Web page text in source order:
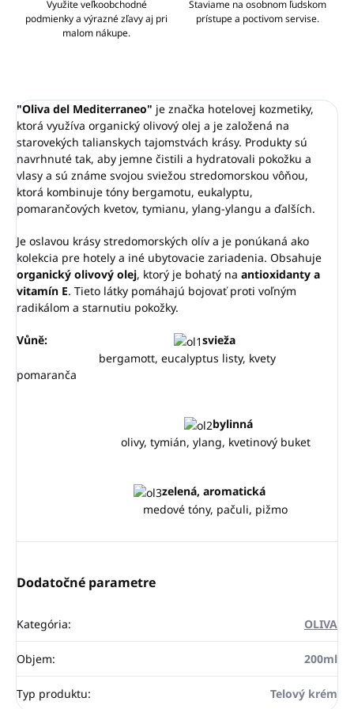
Využite veľkoobchodné
podmienky a výrazné zľavy aj pri
malom nákupe.
Staviame na osobnom ľudskom
prístupe a poctivom servise.
"Oliva del Mediterraneo" je značka hotelovej kozmetiky,
ktorá využíva organický olivový olej a je založená na
starovekých talianskych tajomstvách krásy. Produkty sú
navrhnuté tak, aby jemne čistili a hydratovali pokožku a
vlasy a sú známe svojou sviežou stredomorskou vôňou,
ktorá kombinuje tóny bergamotu, eukalyptu,
pomarančových kvetov, tymianu, ylang-ylangu a ďalších.
Je oslavou krásy stredomorských olív a je ponúkaná ako
kolekcia pre hotely a iné ubytovacie zariadenia. Obsahuje
organický olivový olej, ktorý je bohatý na antioxidanty a
vitamín E. Tieto látky pomáhajú bojovať proti voľným
radikálom a starnutiu pokožky.
Vůně:
svieža
bergamott, eucalyptus listy, kvety
pomaranča
bylinná
olivy, tymián, ylang, kvetinový buket
zelená, aromatická
medové tóny, pačuli, pižmo
Dodatočné parametre
Kategória: OLIVA
Objem: 200ml
Typ produktu: Telový krém